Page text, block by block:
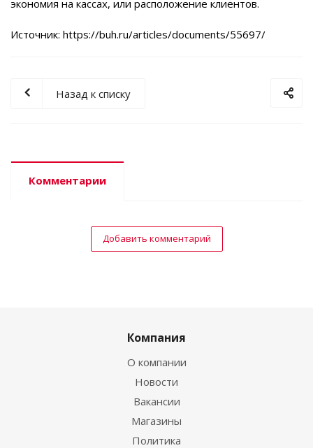
экономия на кассах, или расположение клиентов.
Источник: https://buh.ru/articles/documents/55697/
Назад к списку
Комментарии
Добавить комментарий
Компания
О компании
Новости
Вакансии
Магазины
Политика